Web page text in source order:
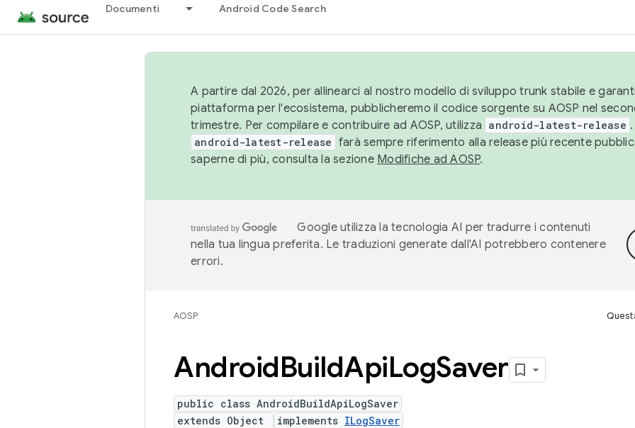
Documenti Android Code Search
A partire dal 2026, per allinearci al nostro modello di sviluppo trunk stabile e
piattaforma per l'ecosistema, pubblicheremo il codice sorgente su AOSP nel
trimestre. Per compilare e contribuire ad AOSP, utilizza android-latest-release
android-latest-release farà sempre riferimento alla release più recente
saperne di più, consulta la sezione Modifiche ad AOSP.
Google utilizza la tecnologia AI per tradurre i contenuti
nella tua lingua preferita. Le traduzioni generate dall'AI potrebbero contenere
errori.
AOSP
AndroidBuildApiLogSaver
public class AndroidBuildApiLogSaver
extends Object
implements ILogSaver